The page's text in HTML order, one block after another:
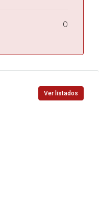
O
Ver listados